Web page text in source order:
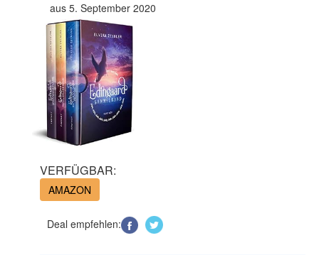
aus 5. September 2020
VERFÜGBAR:
AMAZON
Deal empfehlen: